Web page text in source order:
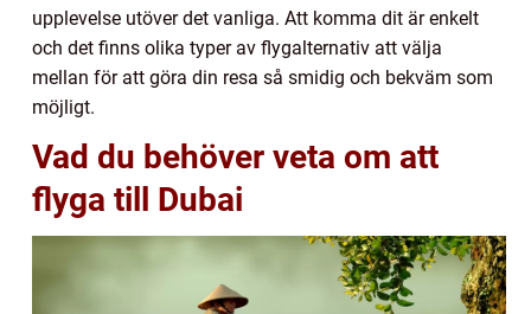
upplevelse utöver det vanliga. Att komma dit är enkelt
och det finns olika typer av flygalternativ att välja
mellan för att göra din resa så smidig och bekväm som
möjligt.
Vad du behöver veta om att
flyga till Dubai